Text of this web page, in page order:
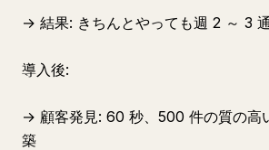
→ 結果: きちんとやっても週 2 ～ 3
導入後:
→ 顧客発見: 60 秒、500 件の質の高
築